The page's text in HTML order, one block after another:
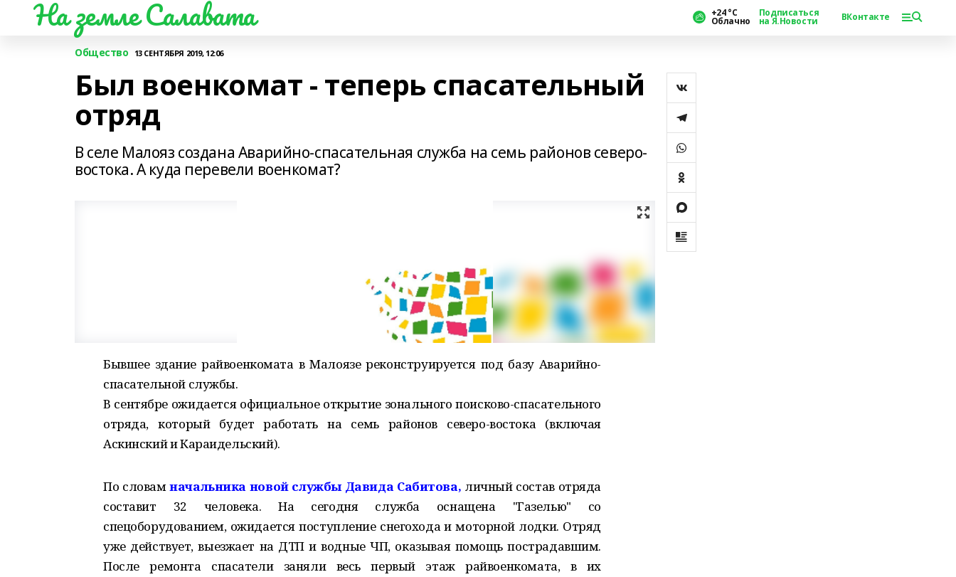
На земле Салавата +24 °С
Облачно
Подписаться
на Я.Новости ВКонтакте
Общество 13 СЕНТЯБРЯ 2019, 12:06
Был военкомат - теперь спасательный
отряд
В селе Малояз создана Аварийно-спасательная служба на семь районов северо-
востока. А куда перевели военкомат?
Бывшее здание райвоенкомата в Малоязе реконструируется под базу Аварийно-
спасательной службы.
В сентябре ожидается официальное открытие зонального поисково-спасательного
отряда, который будет работать на семь районов северо-востока (включая
Аскинский и Караидельский).
По словамначальника новой службы Давида Сабитова, личный состав отряда
составит 32 человека. На сегодня служба оснащена "Газелью" со
спецоборудованием, ожидается поступление снегохода и моторной лодки. Отряд
уже действует, выезжает на ДТП и водные ЧП, оказывая помощь пострадавшим.
После ремонта спасатели заняли весь первый этаж райвоенкомата, в их